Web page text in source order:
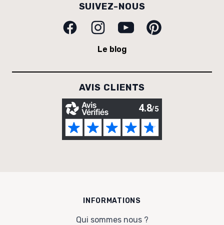
SUIVEZ-NOUS
FacebookInstagramYoutubePinterest
Le blog
AVIS CLIENTS
INFORMATIONS
Qui sommes nous ?